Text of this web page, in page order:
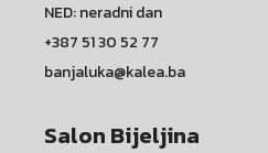
NED: neradni dan
+387 51 30 52 77
banjaluka@kalea.ba
Salon Bijeljina